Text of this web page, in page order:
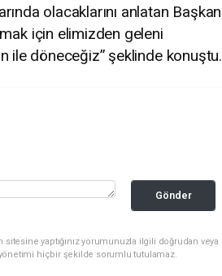
olacaklarını anlatan Başkan
için elimizden geleni
ile döneceğiz” şeklinde konuştu.
Gönder
yaptığınız yorumunuzla ilgili doğrudan veya
hiçbir şekilde sorumlu tutulamaz.